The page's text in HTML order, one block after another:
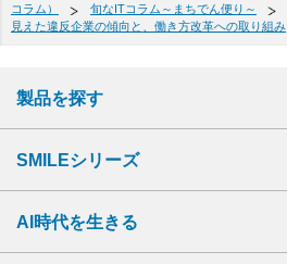
コラム）
旬なITコラム～まちでん便り～
見えた違反企業の傾向と、働き方改革への取り組み
製品を探す
SMILEシリーズ
AI時代を生きる